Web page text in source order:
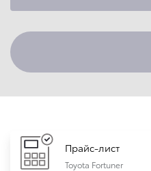
Прайс-лист
Toyota Fortuner